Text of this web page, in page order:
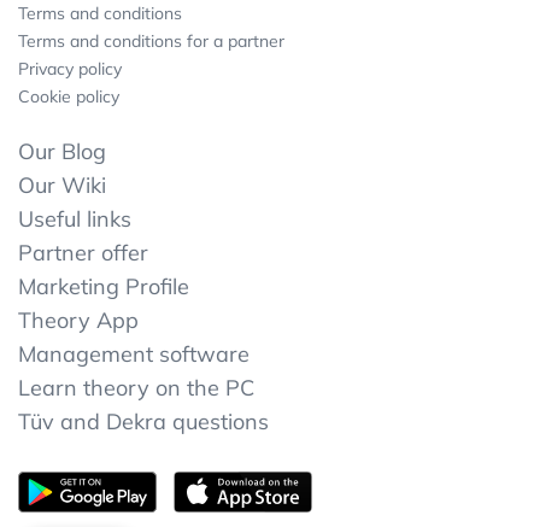
Terms and conditions
Terms and conditions for a partner
Privacy policy
Cookie policy
Our Blog
Our Wiki
Useful links
Partner offer
Marketing Profile
Theory App
Management software
Learn theory on the PC
Tüv and Dekra questions